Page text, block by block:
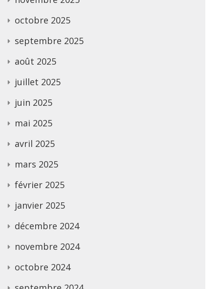
octobre 2025
septembre 2025
août 2025
juillet 2025
juin 2025
mai 2025
avril 2025
mars 2025
février 2025
janvier 2025
décembre 2024
novembre 2024
octobre 2024